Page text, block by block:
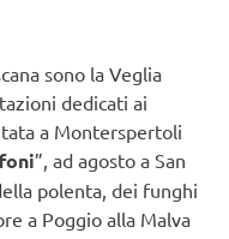
sono la Veglia
dedicati ai
a Monterspertoli
”, ad agosto a San
polenta, dei funghi
a Poggio alla Malva